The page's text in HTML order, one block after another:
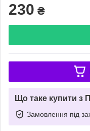
230 ₴
Що таке купити з
Замовлення під